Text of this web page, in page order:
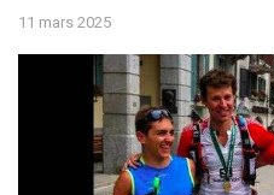
11 mars 2025